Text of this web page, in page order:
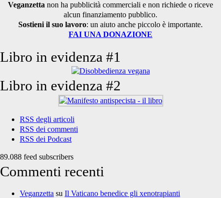
Veganzetta non ha pubblicità commerciali e non richiede o riceve
alcun finanziamento pubblico.
Sostieni il suo lavoro: un aiuto anche piccolo è importante.
FAI UNA DONAZIONE
Libro in evidenza #1
Libro in evidenza #2
RSS degli articoli
RSS dei commenti
RSS dei Podcast
89.088 feed subscribers
Commenti recenti
Veganzetta su Il Vaticano benedice gli xenotrapianti